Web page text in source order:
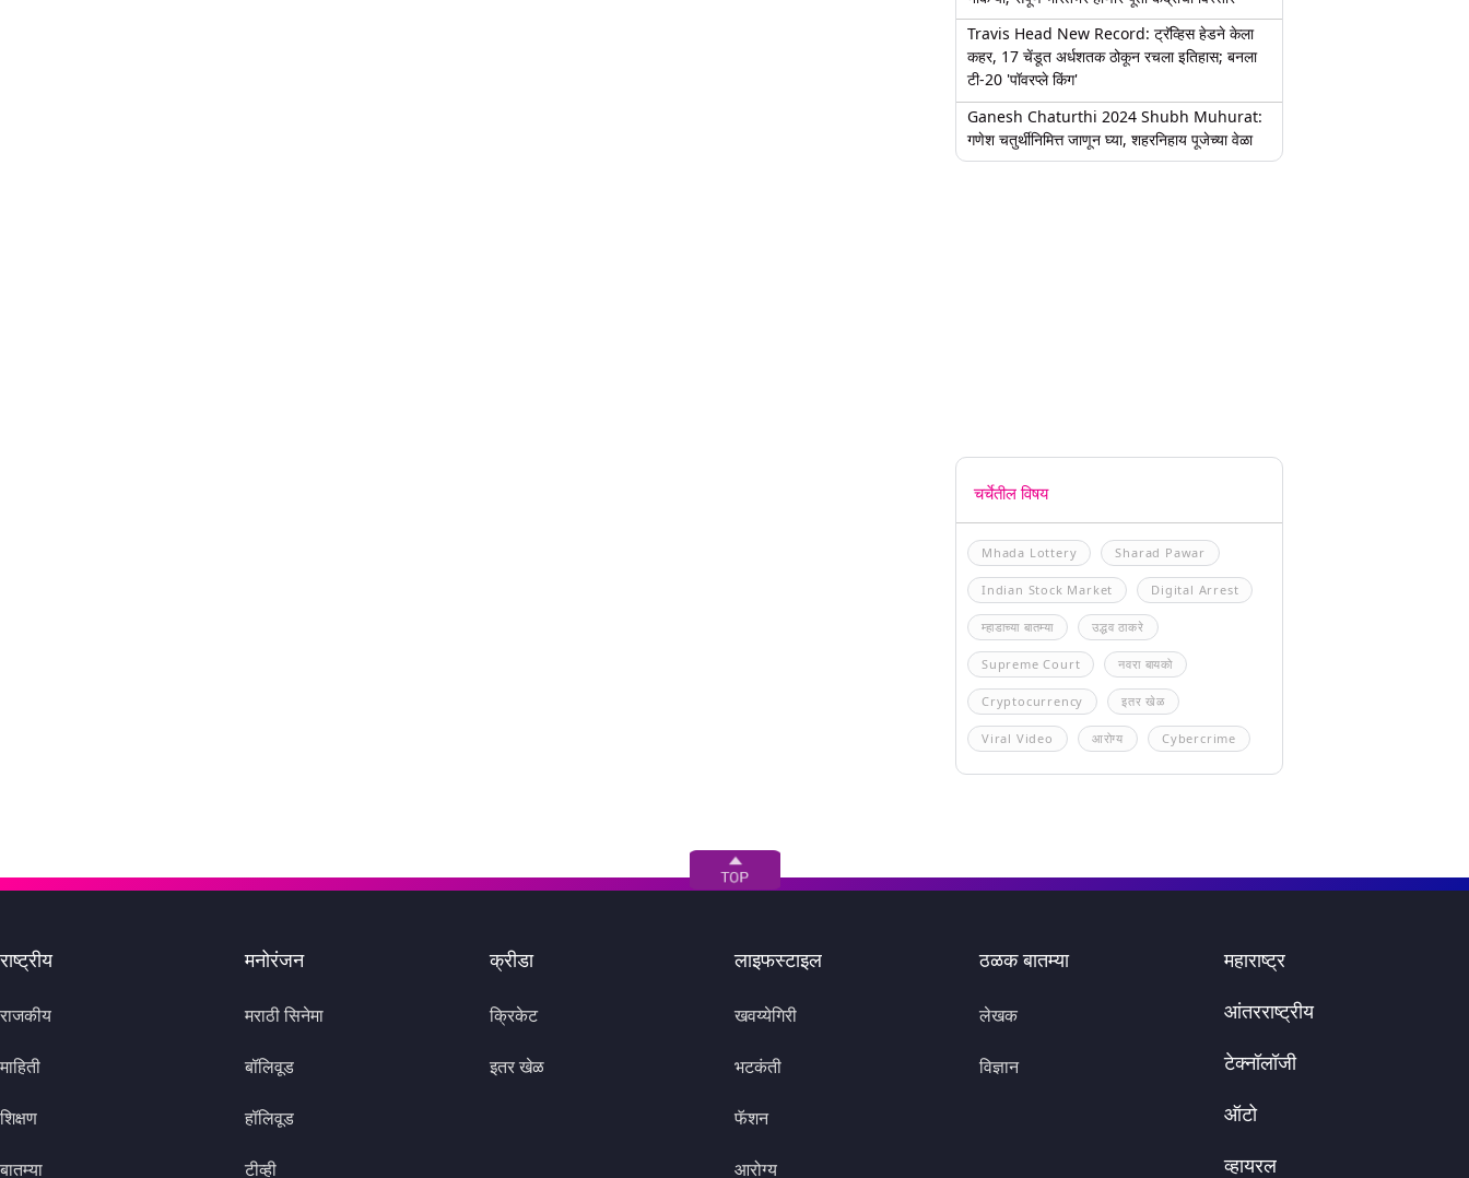
Travis Head New Record: ट्रॅव्हिस हेडने केला
कहर, 17 चेंडूत अर्धशतक ठोकून रचला इतिहास; बनला
टी-20 'पॉवरप्ले किंग'
Ganesh Chaturthi 2024 Shubh Muhurat:
गणेश चतुर्थीनिमित्त जाणून घ्या, शहरनिहाय पूजेच्या वेळा
चर्चेतील विषय
Mhada Lottery Sharad Pawar
Indian Stock Market Digital Arrest
म्हाडाच्या बातम्या उद्धव ठाकरे
Supreme Court नवरा बायको
Cryptocurrency इतर खेळ
Viral Video आरोग्य Cybercrime
राष्ट्रीय
राजकीय
माहिती
शिक्षण
बातम्या
मनोरंजन
मराठी सिनेमा
बॉलिवूड
हॉलिवूड
टीव्ही
क्रीडा
क्रिकेट
इतर खेळ
लाइफस्टाइल
खवय्येगिरी
भटकंती
फॅशन
आरोग्य
ठळक बातम्या
लेखक
विज्ञान
महाराष्ट्र
आंतरराष्ट्रीय
टेक्नॉलॉजी
ऑटो
व्हायरल